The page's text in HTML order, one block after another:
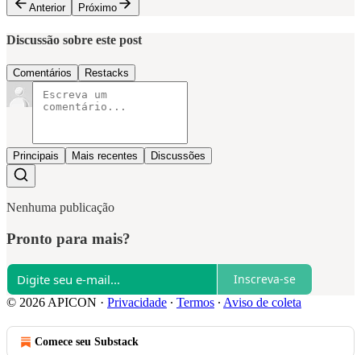
Anterior
Próximo
Discussão sobre este post
Comentários Restacks
Principais Mais recentes Discussões
Nenhuma publicação
Pronto para mais?
Inscreva-se
© 2026 APICON · Privacidade ∙ Termos ∙ Aviso de coleta
Comece seu Substack